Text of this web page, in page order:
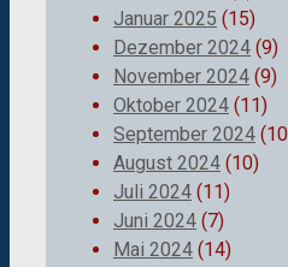
Januar 2025 (15)
Dezember 2024 (9)
November 2024 (9)
Oktober 2024 (11)
September 2024
August 2024 (10)
Juli 2024 (11)
Juni 2024 (7)
Mai 2024 (14)